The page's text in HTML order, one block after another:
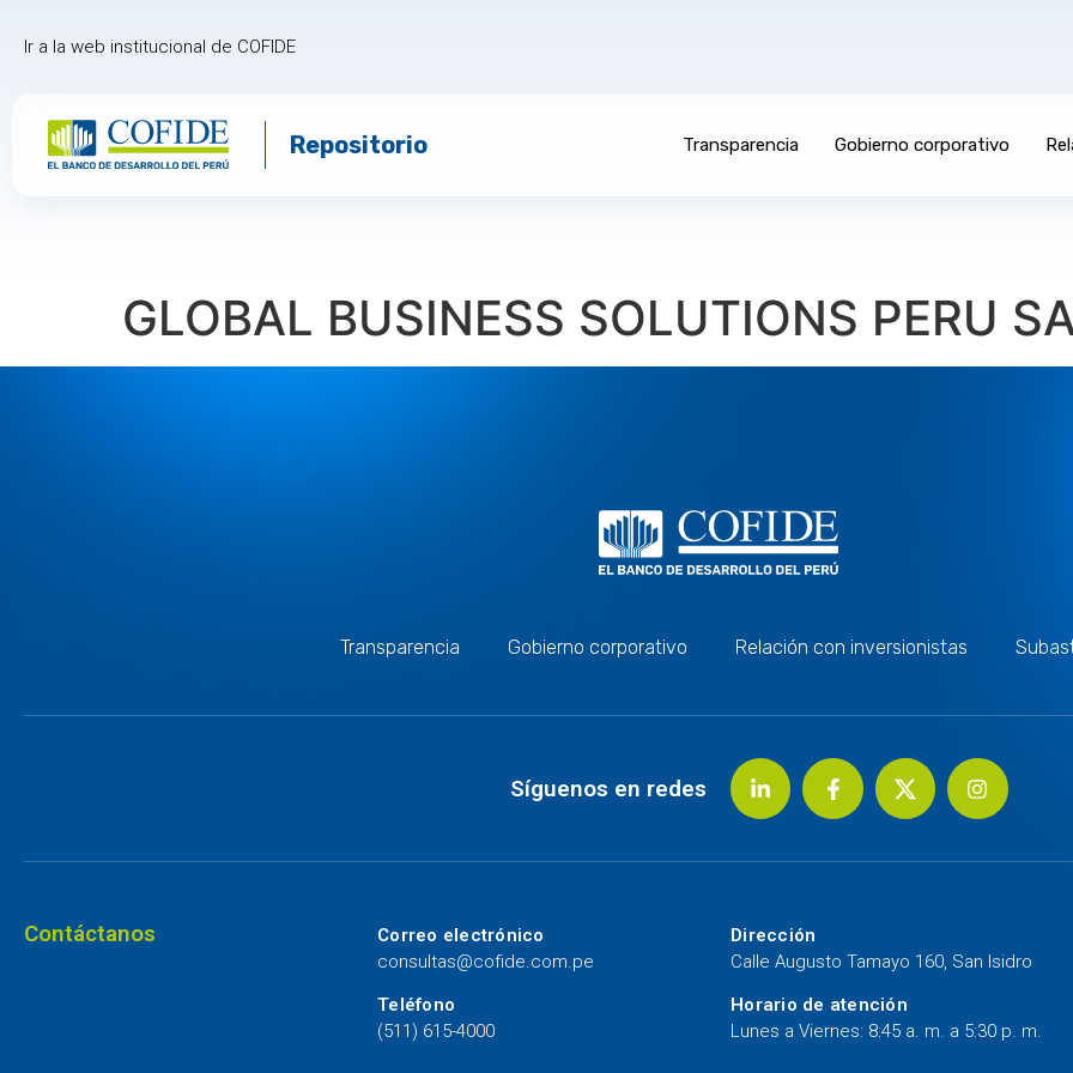
Ir a la web institucional de COFIDE
Repositorio Transparencia Gobierno corporativo
GLOBAL BUSINESS SOLUTIONS PERU
Transparencia Gobierno corporativo Relación con inversionistas
Síguenos en redes
Contáctanos
Correo electrónico
consultas@cofide.com.pe
Teléfono
(511) 615-4000
Dirección
Calle Augusto Tamayo 160, San Isidro
Horario de atención
Lunes a Viernes: 8:45 a. m. a 5:30 p. m.